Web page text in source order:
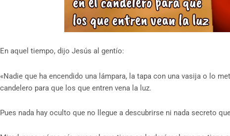
En aquel tiempo, dijo Jesús al gentío:
«Nadie que ha encendido una lámpara, la tapa con una vasija o lo
candelero para que los que entren vena la luz.
Pues nada hay oculto que no llegue a descubrirse ni nada secreto